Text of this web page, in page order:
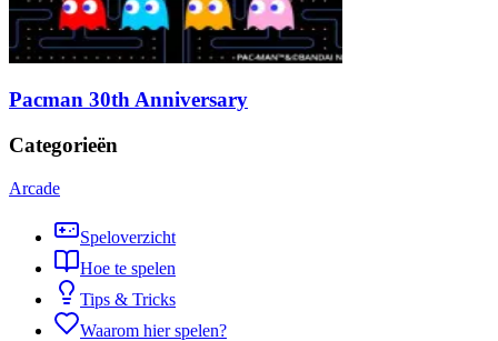
Pacman 30th Anniversary
Categorieën
Arcade
Speloverzicht
Hoe te spelen
Tips & Tricks
Waarom hier spelen?